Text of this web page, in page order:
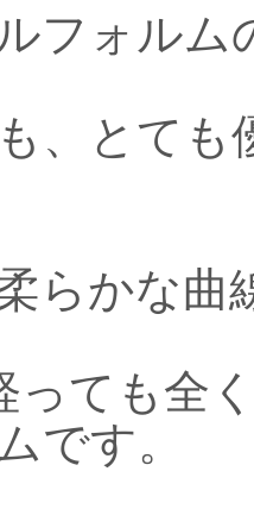
フォルム
、とても
らかな曲
っても全
です。